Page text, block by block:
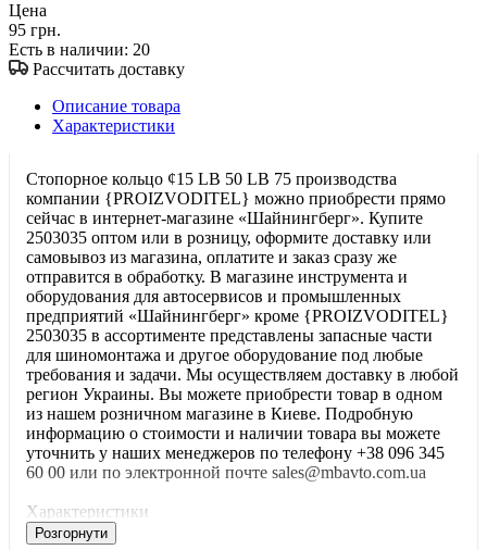
Цена
95 грн.
Есть в наличии: 20
Рассчитать доставку
Описание товара
Характеристики
Стопорное кольцо ¢15 LB 50 LB 75 производства
компании {PROIZVODITEL} можно приобрести прямо
сейчас в интернет-магазине «Шайнингберг». Купите
2503035 оптом или в розницу, оформите доставку или
самовывоз из магазина, оплатите и заказ сразу же
отправится в обработку. В магазине инструмента и
оборудования для автосервисов и промышленных
предприятий «Шайнингберг» кроме {PROIZVODITEL}
2503035 в ассортименте представлены запасные части
для шиномонтажа и другое оборудование под любые
требования и задачи. Мы осуществляем доставку в любой
регион Украины. Вы можете приобрести товар в одном
из нашем розничном магазине в Киеве. Подробную
информацию о стоимости и наличии товара вы можете
уточнить у наших менеджеров по телефону +38 096 345
60 00 или по электронной почте sales@mbavto.com.ua
Характеристики
Розгорнути